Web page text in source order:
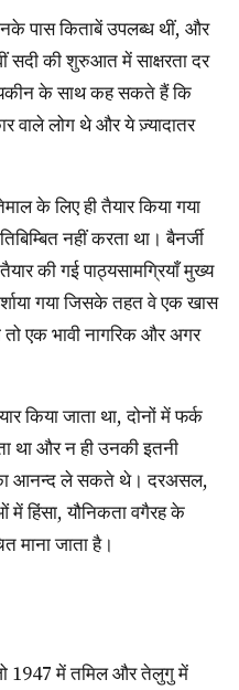
सदी की शुरुआत में साक्षरता दर
के साथ कह सकते हैं कि
वाले लोग थे और ये ज़्यादातर
नहीं करता था। बैनर्जी
की गई पाठ्यसामग्रियाँ मुख्य
गया जिसके तहत वे एक खास
एक भावी नागरिक और अगर
था और न ही उनकी इतनी
आनन्द ले सकते थे। दरअसल,
हिंसा, यौनिकता वगैरह के
माना जाता है।